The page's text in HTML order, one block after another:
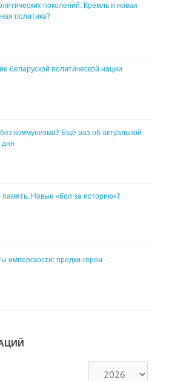
поколений. Кремль и новая
политика?
беларуской политической нации
коммунизма? Ещё раз об актуальной
дня
память. Новые «бои за историю»?
имперскости: предки-герои